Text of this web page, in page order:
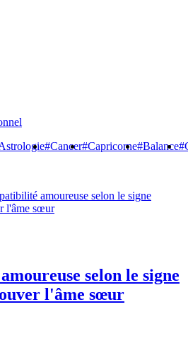
#Cancer#Capricorne#Balance
selon le signe
l'âme sœur